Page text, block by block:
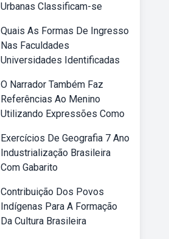
Urbanas Classificam-se
Quais As Formas De Ingresso
Nas Faculdades
Universidades Identificadas
O Narrador Também Faz
Referências Ao Menino
Utilizando Expressões Como
Exercícios De Geografia 7 Ano
Industrialização Brasileira
Com Gabarito
Contribuição Dos Povos
Indígenas Para A Formação
Da Cultura Brasileira